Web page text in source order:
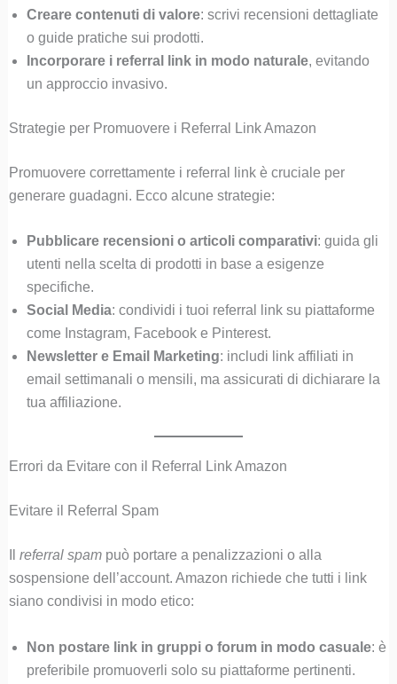
Creare contenuti di valore: scrivi recensioni dettagliate
o guide pratiche sui prodotti.
Incorporare i referral link in modo naturale, evitando
un approccio invasivo.
Strategie per Promuovere i Referral Link Amazon
Promuovere correttamente i referral link è cruciale per
generare guadagni. Ecco alcune strategie:
Pubblicare recensioni o articoli comparativi: guida gli
utenti nella scelta di prodotti in base a esigenze
specifiche.
Social Media: condividi i tuoi referral link su piattaforme
come Instagram, Facebook e Pinterest.
Newsletter e Email Marketing: includi link affiliati in
email settimanali o mensili, ma assicurati di dichiarare la
tua affiliazione.
Errori da Evitare con il Referral Link Amazon
Evitare il Referral Spam
referral spampuò portare a penalizzazioni o alla
sospensione dell’account. Amazon richiede che tutti i link
siano condivisi in modo etico:
Non postare link in gruppi o forum in modo casuale: è
preferibile promuoverli solo su piattaforme pertinenti.